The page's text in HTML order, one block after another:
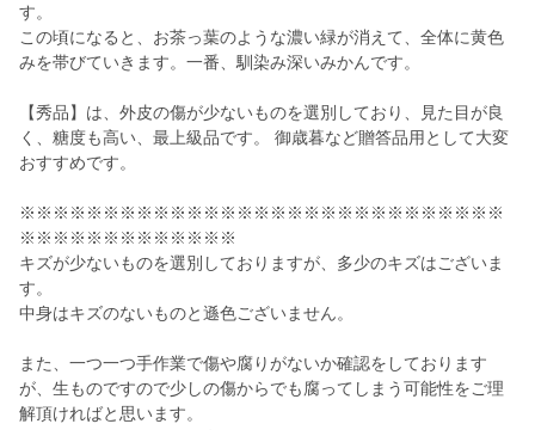
す。
この頃になると、お茶っ葉のような濃い緑が消えて、全体に黄色
みを帯びていきます。一番、馴染み深いみかんです。
【秀品】は、外皮の傷が少ないものを選別しており、見た目が良
く、糖度も高い、最上級品です。 御歳暮など贈答品用として大変
おすすめです。
※※※※※※※※※※※※※※※※※※※※※※※※※※※※※
※※※※※※※※※※※※※
キズが少ないものを選別しておりますが、多少のキズはございま
す。
中身はキズのないものと遜色ございません。
また、一つ一つ手作業で傷や腐りがないか確認をしております
が、生ものですので少しの傷からでも腐ってしまう可能性をご理
解頂ければと思います。